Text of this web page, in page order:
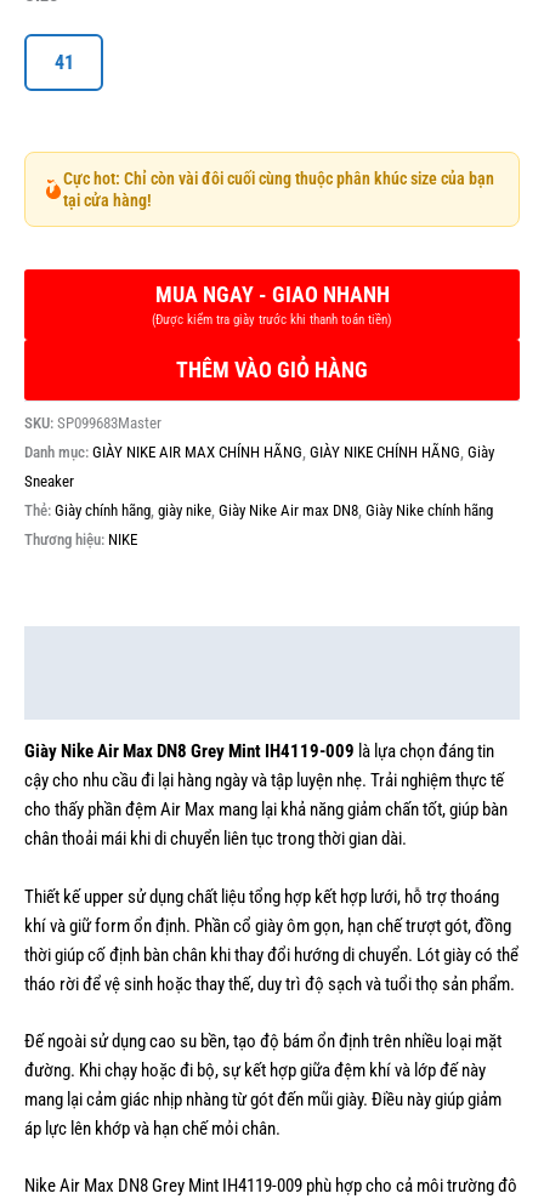
41
Cực hot: Chỉ còn vài đôi cuối cùng thuộc phân khúc size của bạn
tại cửa hàng!
THÊM VÀO GIỎ HÀNG
SKU: SP099683Master
Danh mục: GIÀY NIKE AIR MAX CHÍNH HÃNG, GIÀY NIKE CHÍNH HÃNG, Giày
Sneaker
Thẻ: Giày chính hãng, giày nike, Giày Nike Air max DN8, Giày Nike chính hãng
Thương hiệu: NIKE
Giày Nike Air Max DN8 Grey Mint IH4119-009 là lựa chọn đáng tin
cậy cho nhu cầu đi lại hàng ngày và tập luyện nhẹ. Trải nghiệm thực tế
cho thấy phần đệm Air Max mang lại khả năng giảm chấn tốt, giúp bàn
chân thoải mái khi di chuyển liên tục trong thời gian dài.
Thiết kế upper sử dụng chất liệu tổng hợp kết hợp lưới, hỗ trợ thoáng
khí và giữ form ổn định. Phần cổ giày ôm gọn, hạn chế trượt gót, đồng
thời giúp cố định bàn chân khi thay đổi hướng di chuyển. Lót giày có thể
tháo rời để vệ sinh hoặc thay thế, duy trì độ sạch và tuổi thọ sản phẩm.
Đế ngoài sử dụng cao su bền, tạo độ bám ổn định trên nhiều loại mặt
đường. Khi chạy hoặc đi bộ, sự kết hợp giữa đệm khí và lớp đế này
mang lại cảm giác nhịp nhàng từ gót đến mũi giày. Điều này giúp giảm
áp lực lên khớp và hạn chế mỏi chân.
Nike Air Max DN8 Grey Mint IH4119-009 phù hợp cho cả môi trường đô